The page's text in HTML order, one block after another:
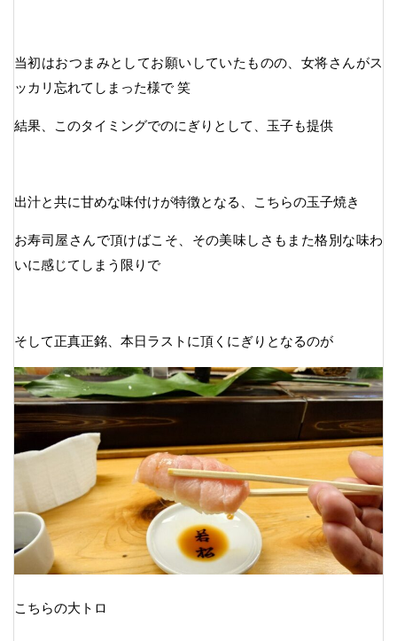
当初はおつまみとしてお願いしていたものの、女将さんがス
ッカリ忘れてしまった様で 笑
結果、このタイミングでのにぎりとして、玉子も提供
出汁と共に甘めな味付けが特徴となる、こちらの玉子焼き
お寿司屋さんで頂けばこそ、その美味しさもまた格別な味わ
いに感じてしまう限りで
そして正真正銘、本日ラストに頂くにぎりとなるのが
こちらの大トロ